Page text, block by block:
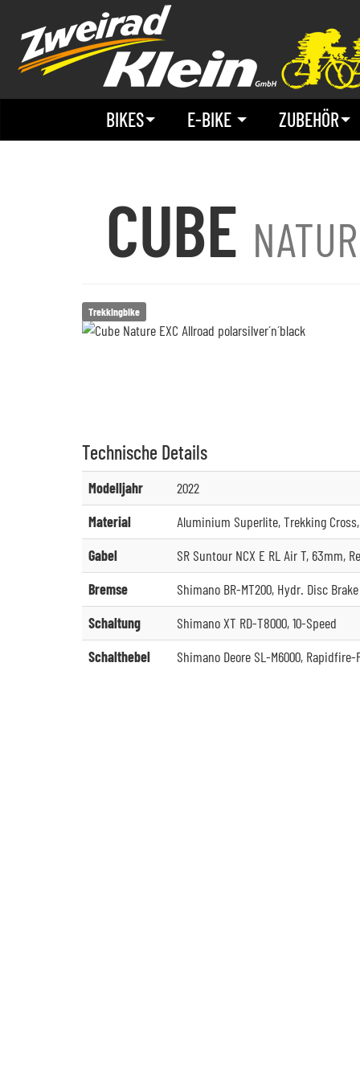
BIKES E-BIKE ZUBEHÖR
CUBE
Trekkingbike
Technische Details
Modelljahr
2022
Material
Aluminium Superlite, Trekking
Gabel
SR Suntour NCX E RL Air T, 63mm,
Bremse
Shimano BR-MT200, Hydr. Disc Brake
Schaltung
Shimano XT RD-T8000, 10-Speed
Schalthebel
Shimano Deore SL-M6000, Rapidfire-